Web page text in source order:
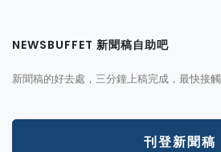
NEWSBUFFET 新聞稿自助吧
新聞稿的好去處，三分鐘上稿完成，最快接
刊登新聞稿